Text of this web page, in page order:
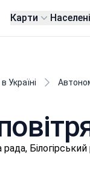
Карти
Україні